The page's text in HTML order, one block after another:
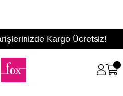
Kargo Ücretsiz!